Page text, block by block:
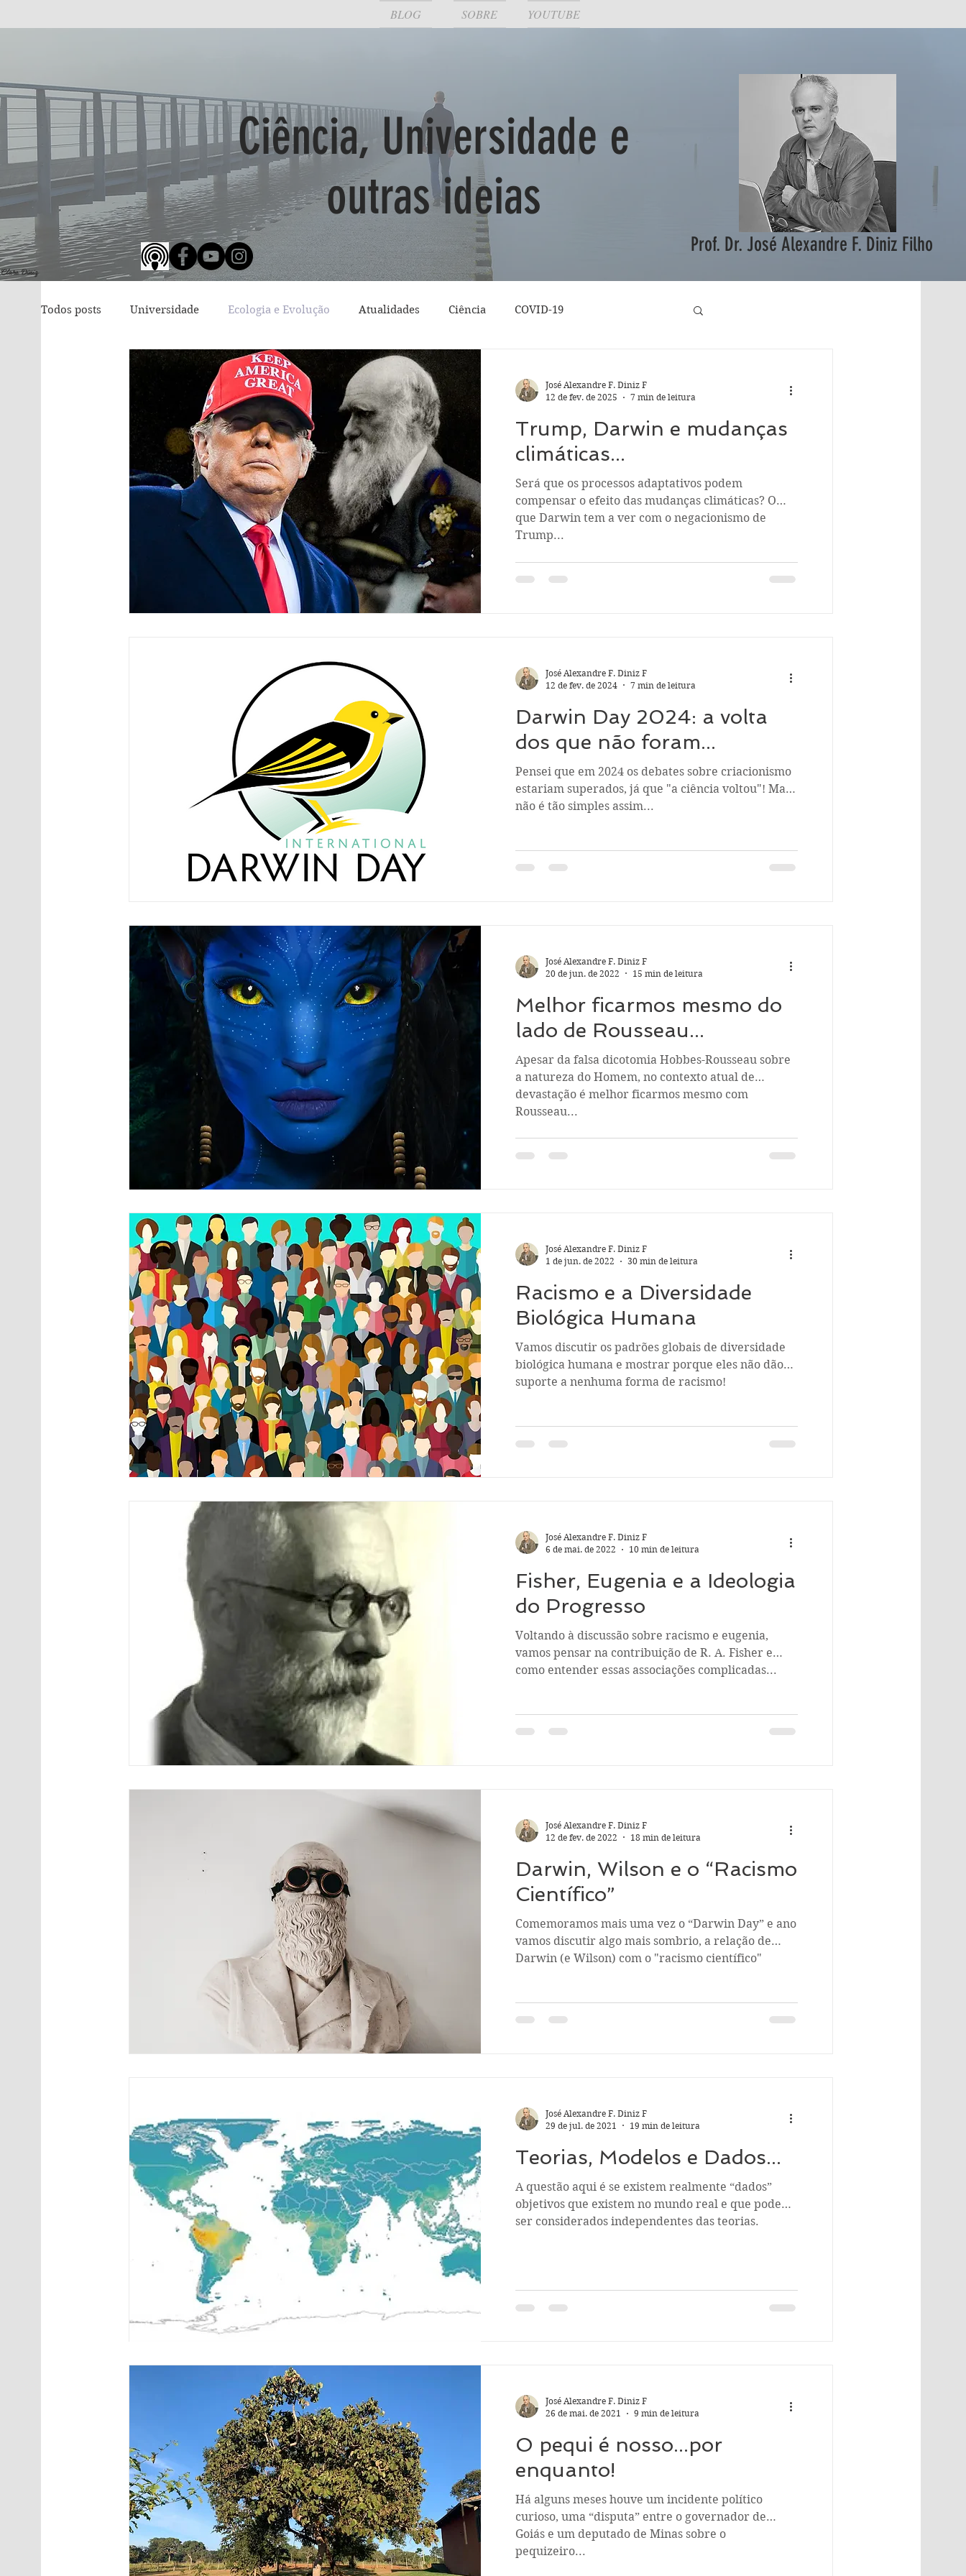
BLOG SOBRE YOUTUBE
Ciência, Universidade e
outras ideias
Diniz
Prof. Dr. José Alexandre F. Diniz Filho
Todos posts Universidade Ecologia e Evolução Atualidades Ciência COVID-19
José Alexandre F. Diniz F
12 de fev. de 2025
7 min de leitura
Trump, Darwin e mudanças
climáticas...
Será que os processos adaptativos podem
compensar o efeito das mudanças climáticas? O
que Darwin tem a ver com o negacionismo de
Trump...
José Alexandre F. Diniz F
12 de fev. de 2024
7 min de leitura
Darwin Day 2024: a volta
dos que não foram...
Pensei que em 2024 os debates sobre criacionismo
estariam superados, já que "a ciência voltou"! Mas
não é tão simples assim...
José Alexandre F. Diniz F
20 de jun. de 2022
15 min de leitura
Melhor ficarmos mesmo do
lado de Rousseau...
Apesar da falsa dicotomia Hobbes-Rousseau sobre
a natureza do Homem, no contexto atual de
devastação é melhor ficarmos mesmo com
Rousseau...
José Alexandre F. Diniz F
1 de jun. de 2022
30 min de leitura
Racismo e a Diversidade
Biológica Humana
Vamos discutir os padrões globais de diversidade
biológica humana e mostrar porque eles não dão
suporte a nenhuma forma de racismo!
José Alexandre F. Diniz F
6 de mai. de 2022
10 min de leitura
Fisher, Eugenia e a Ideologia
do Progresso
Voltando à discussão sobre racismo e eugenia,
vamos pensar na contribuição de R. A. Fisher e
como entender essas associações complicadas...
José Alexandre F. Diniz F
12 de fev. de 2022
18 min de leitura
Darwin, Wilson e o “Racismo
Científico”
Comemoramos mais uma vez o “Darwin Day” e ano
vamos discutir algo mais sombrio, a relação de
Darwin (e Wilson) com o "racismo científico"
José Alexandre F. Diniz F
29 de jul. de 2021
19 min de leitura
Teorias, Modelos e Dados...
A questão aqui é se existem realmente “dados”
objetivos que existem no mundo real e que podem
ser considerados independentes das teorias.
José Alexandre F. Diniz F
26 de mai. de 2021
9 min de leitura
O pequi é nosso...por
enquanto!
Há alguns meses houve um incidente político
curioso, uma “disputa” entre o governador de
Goiás e um deputado de Minas sobre o
pequizeiro...